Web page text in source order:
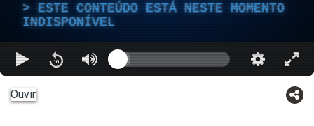
ESTE CONTEÚDO ESTÁ NESTE MOMENTO
INDISPONÍVEL
Ouvir